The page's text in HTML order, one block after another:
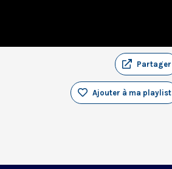
Partager
Ajouter à ma playlist